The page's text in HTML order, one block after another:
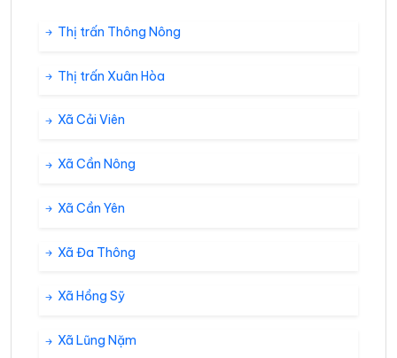
Thị trấn Thông Nông
Thị trấn Xuân Hòa
Xã Cải Viên
Xã Cần Nông
Xã Cần Yên
Xã Đa Thông
Xã Hồng Sỹ
Xã Lũng Nặm